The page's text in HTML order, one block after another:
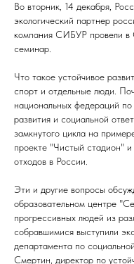
Во вторник, 14 декабря,
экологический партнер
компания СИБУР провели в
семинар.
Что такое устойчивое
спорт и отдельные люди.
национальных федераций
развития и социальной
замкнутого цикла на
проекте "Чистый стадион"
отходов в России.
Эти и другие вопросы
образовательном центре
прогрессивных людей из
собравшимися выступили
департамента по
Смертин, директор по